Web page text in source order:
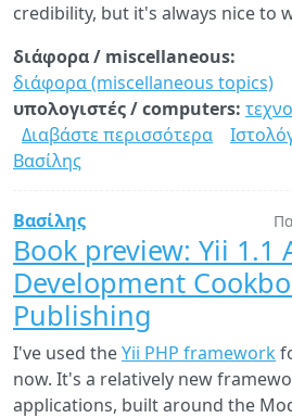
credibility, but it's always nice to
διάφορα / miscellaneous:
διάφορα (miscellaneous topics)
υπολογιστές / computers:
Διαβάστε περισσότερα για
passed
away
Βασίλης
Βασίλης
Book preview: Yii 1.1
Development
Publishing
I've used theYii PHP framework
now. It's a relatively new
applications, built around the